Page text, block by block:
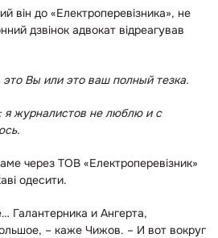
він до «Електроперевізника», не
дзвінок адвокат відреагував
это Вы или это ваш полный тезка.
я журналистов не люблю и с
через ТОВ «Електроперевізник»
одесити.
Галантерника и Ангерта,
– каже Чижов. – И вот вокруг